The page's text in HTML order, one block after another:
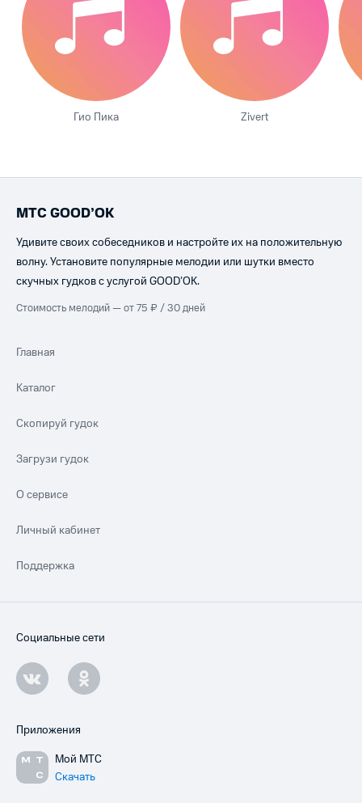
Гио Пика Zivert
МТС GOOD’OK
Удивите своих собеседников и настройте их на положительную
волну. Установите популярные мелодии или шутки вместо
скучных гудков с услугой GOOD’OK.
Стоимость мелодий — от 75 ₽ / 30 дней
Главная
Каталог
Скопируй гудок
Загрузи гудок
О сервисе
Личный кабинет
Поддержка
Социальные сети
Приложения
Мой МТС
Скачать